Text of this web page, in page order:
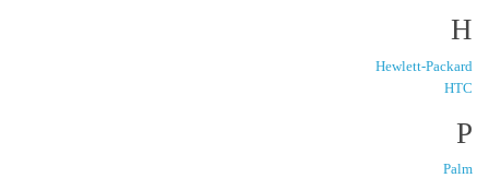
H
Hewlett-Packard
HTC
P
Palm